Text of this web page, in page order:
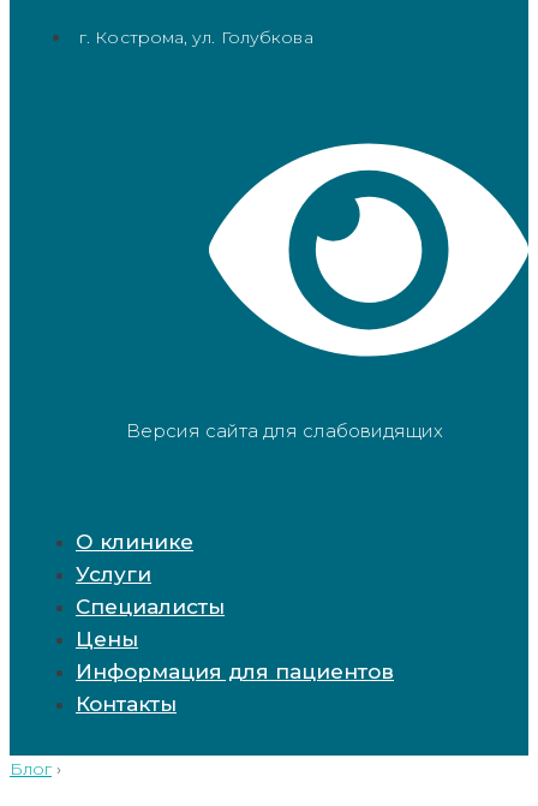
г. Кострома, ул. Голубкова
Версия сайта для слабовидящих
О клинике
Услуги
Специалисты
Цены
Информация для пациентов
Контакты
Блог ›